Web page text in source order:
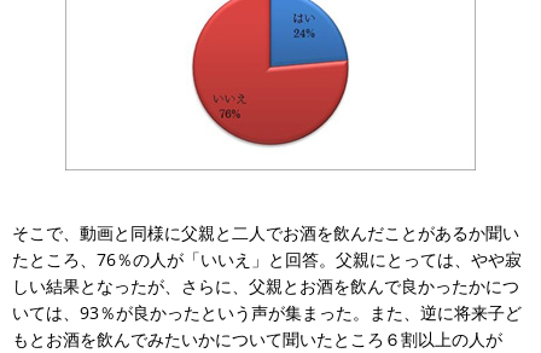
そこで、動画と同様に父親と二人でお酒を飲んだことがあるか聞い
たところ、76％の人が「いいえ」と回答。父親にとっては、やや寂
しい結果となったが、さらに、父親とお酒を飲んで良かったかにつ
いては、93％が良かったという声が集まった。また、逆に将来子ど
もとお酒を飲んでみたいかについて聞いたところ６割以上の人が